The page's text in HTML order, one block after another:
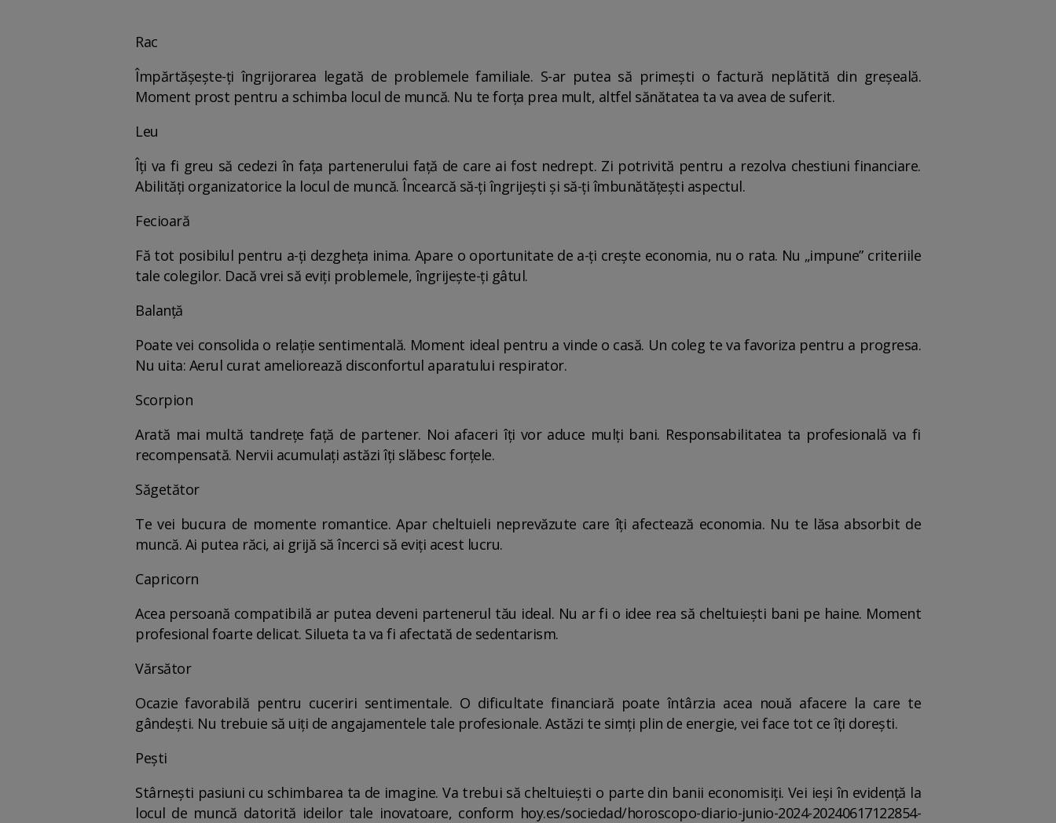
Rac
Împărtășește-ți îngrijorarea legată de problemele familiale. S-ar putea să primești o factură neplătită din greșeală.
Moment prost pentru a schimba locul de muncă. Nu te forța prea mult, altfel sănătatea ta va avea de suferit.
Leu
Îți va fi greu să cedezi în fața partenerului față de care ai fost nedrept. Zi potrivită pentru a rezolva chestiuni financiare.
Abilități organizatorice la locul de muncă. Încearcă să-ți îngrijești și să-ți îmbunătățești aspectul.
Fecioară
Fă tot posibilul pentru a-ți dezgheța inima. Apare o oportunitate de a-ți crește economia, nu o rata. Nu „impune” criteriile
tale colegilor. Dacă vrei să eviți problemele, îngrijește-ți gâtul.
Balanță
Poate vei consolida o relație sentimentală. Moment ideal pentru a vinde o casă. Un coleg te va favoriza pentru a progresa.
Nu uita: Aerul curat ameliorează disconfortul aparatului respirator.
Scorpion
Arată mai multă tandrețe față de partener. Noi afaceri îți vor aduce mulți bani. Responsabilitatea ta profesională va fi
recompensată. Nervii acumulați astăzi îți slăbesc forțele.
Săgetător
Te vei bucura de momente romantice. Apar cheltuieli neprevăzute care îți afectează economia. Nu te lăsa absorbit de
muncă. Ai putea răci, ai grijă să încerci să eviți acest lucru.
Capricorn
Acea persoană compatibilă ar putea deveni partenerul tău ideal. Nu ar fi o idee rea să cheltuiești bani pe haine. Moment
profesional foarte delicat. Silueta ta va fi afectată de sedentarism.
Vărsător
Ocazie favorabilă pentru cuceriri sentimentale. O dificultate financiară poate întârzia acea nouă afacere la care te
gândești. Nu trebuie să uiți de angajamentele tale profesionale. Astăzi te simți plin de energie, vei face tot ce îți dorești.
Pești
Stârnești pasiuni cu schimbarea ta de imagine. Va trebui să cheltuiești o parte din banii economisiți. Vei ieși în evidență la
locul de muncă datorită ideilor tale inovatoare, conform hoy.es/sociedad/horoscopo-diario-junio-2024-20240617122854-